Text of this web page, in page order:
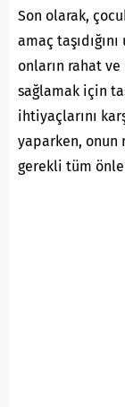
Son olarak,
amaç
onların rahat
sağlamak için
ihtiyaçlarını
yaparken, onun
gerekli tüm